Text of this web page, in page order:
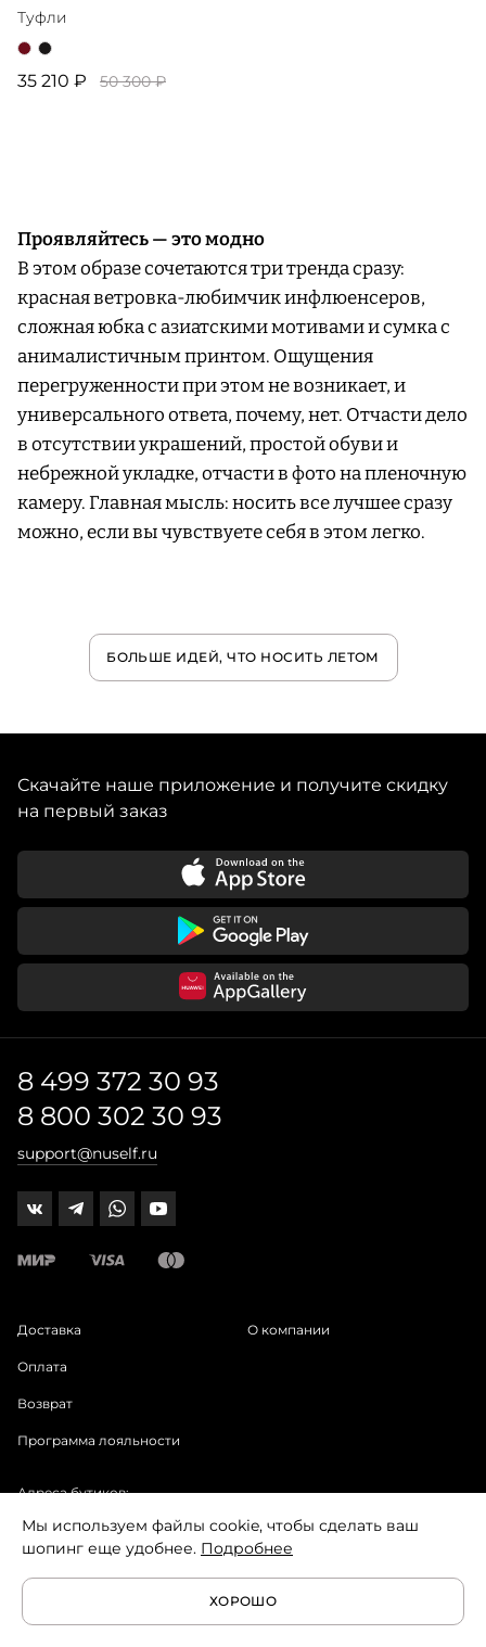
Туфли
35 210 ₽ 50 300 ₽
Проявляйтесь — это модно
В этом образе сочетаются три тренда сразу:
красная ветровка-любимчик инфлюенсеров,
сложная юбка с азиатскими мотивами и сумка с
анималистичным принтом. Ощущения
перегруженности при этом не возникает, и
универсального ответа, почему, нет. Отчасти дело
в отсутствии украшений, простой обуви и
небрежной укладке, отчасти в фото на пленочную
камеру. Главная мысль: носить все лучшее сразу
можно, если вы чувствуете себя в этом легко.
БОЛЬШЕ ИДЕЙ, ЧТО НОСИТЬ ЛЕТОМ
Скачайте наше приложение и получите скидку
на первый заказ
8 499 372 30 93
8 800 302 30 93
support@nuself.ru
Доставка
Оплата
Возврат
Программа лояльности
О компании
Адреса бутиков:
Большая Никитская ул., 17, стр. 1
Новинки, главные тренды и секретные
акции
Мы используем файлы cookie, чтобы сделать ваш
шопинг еще удобнее. Подробнее
ХОРОШО